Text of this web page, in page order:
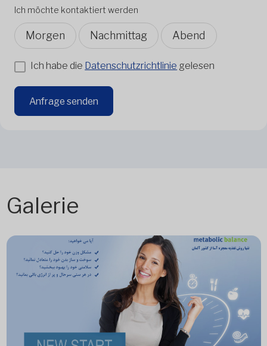
Ich möchte kontaktiert werden
Morgen Nachmittag Abend
Ich habe die Datenschutzrichtlinie gelesen
Anfrage senden
Galerie